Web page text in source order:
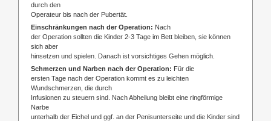
durch den
Operateur bis nach der Pubertät.
Einschränkungen nach der Operation: Nach
der Operation sollten die Kinder 2-3 Tage im Bett bleiben, sie können
sich aber
hinsetzen und spielen. Danach ist vorsichtiges Gehen möglich.
Schmerzen und Narben nach der Operation: Für die
ersten Tage nach der Operation kommt es zu leichten
Wundschmerzen, die durch
Infusionen zu steuern sind. Nach Abheilung bleibt eine ringförmige
Narbe
unterhalb der Eichel und ggf. an der Penisunterseite und die Kinder sind